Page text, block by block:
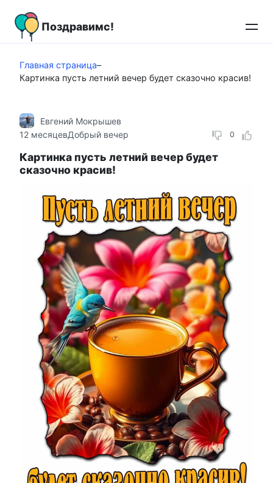
контенту
Поздравимс!
Главная страница–
Картинка пусть летний вечер будет сказочно красив!
0
Евгений Мокрышев
12 месяцевДобрый вечер
Картинка пусть летний вечер будет
сказочно красив!